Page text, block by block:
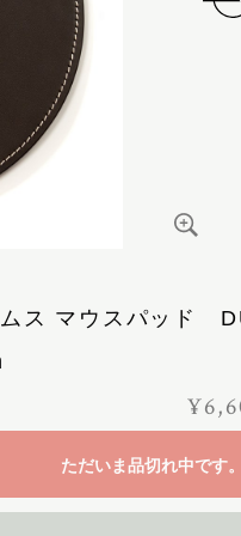
ス マウスパッド
ただいま品切れ中です。